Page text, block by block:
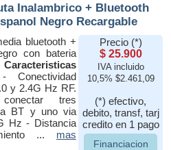
Inalambrico + Bluetooth
Negro Recargable
bluetooth +
con bateria
Caracteristicas
- Conectividad
y 2.4G Hz RF.
tres
BT y uno via
Hz - Distancia
... mas
Precio (*)
$ 25.900
IVA incluido
10,5% $2.461,09
(*) efectivo,
debito, transf, tarj
credito en 1 pago
Financiacion